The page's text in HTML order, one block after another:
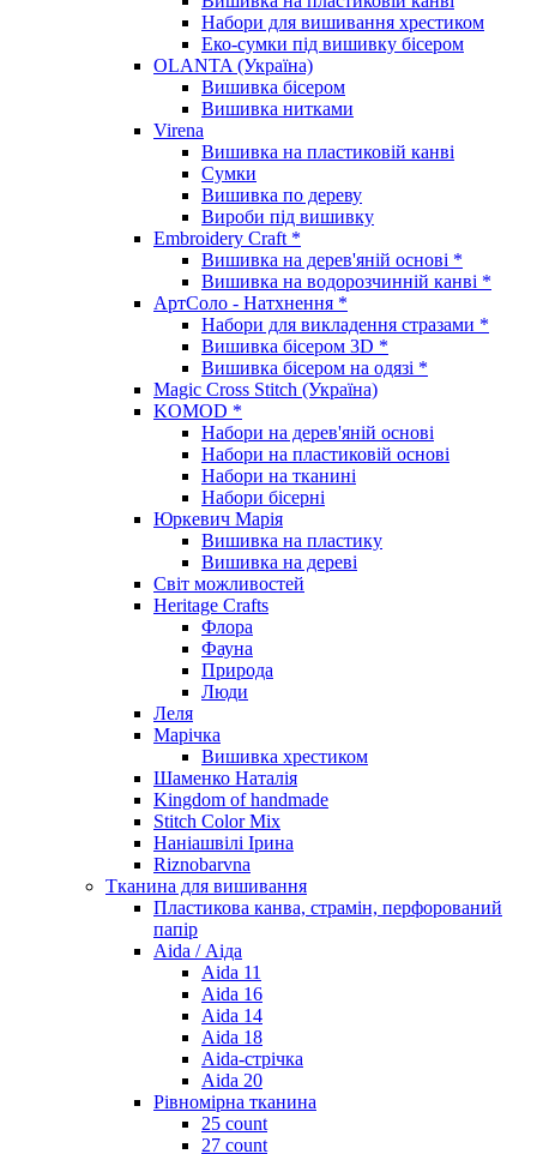
Набори для вишивання хрестиком
Еко-сумки під вишивку бісером
OLANTA (Україна)
Вишивка бісером
Вишивка нитками
Virena
Вишивка на пластиковій канві
Сумки
Вишивка по дереву
Вироби під вишивку
Embroidery Craft *
Вишивка на дерев'яній основі *
Вишивка на водорозчинній канві *
АртСоло - Натхнення *
Набори для викладення стразами *
Вишивка бісером 3D *
Вишивка бісером на одязі *
Magic Cross Stitch (Україна)
KOMOD *
Набори на дерев'яній основі
Набори на пластиковій основі
Набори на тканині
Набори бісерні
Юркевич Марія
Вишивка на пластику
Вишивка на дереві
Світ можливостей
Heritage Crafts
Флора
Фауна
Природа
Люди
Леля
Марічка
Вишивка хрестиком
Шаменко Наталія
Kingdom of handmade
Stitch Color Mix
Наніашвілі Ірина
Riznobarvna
Тканина для вишивання
Пластикова канва, страмін, перфорований
папір
Aida / Аіда
Aida 11
Aida 16
Aida 14
Aida 18
Aida-стрічка
Aida 20
Рівномірна тканина
25 count
27 count